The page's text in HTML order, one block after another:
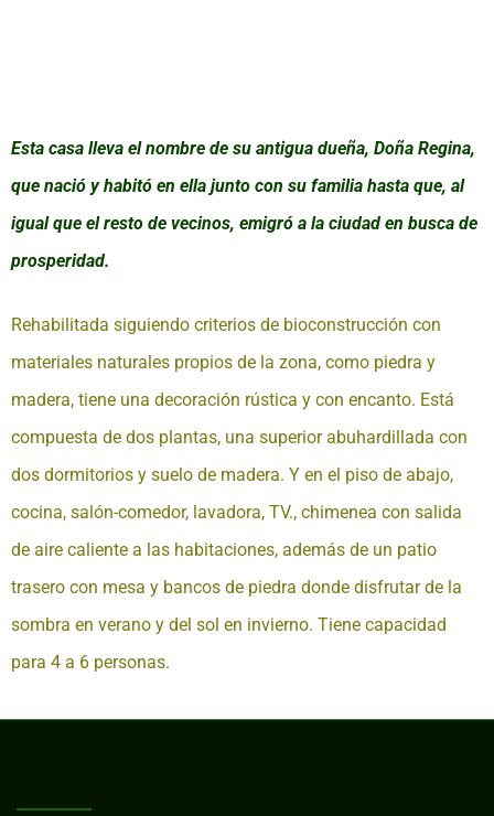
Reservar
Esta casa lleva el nombre de su antigua dueña, Doña Regina,
que nació y habitó en ella junto con su familia hasta que, al
igual que el resto de vecinos, emigró a la ciudad en busca de
prosperidad.
Rehabilitada siguiendo criterios de bioconstrucción con
materiales naturales propios de la zona, como piedra y
madera, tiene una decoración rústica y con encanto. Está
compuesta de dos plantas, una superior abuhardillada con
dos dormitorios y suelo de madera. Y en el piso de abajo,
cocina, salón-comedor, lavadora, TV., chimenea con salida
de aire caliente a las habitaciones, además de un patio
trasero con mesa y bancos de piedra donde disfrutar de la
sombra en verano y del sol en invierno. Tiene capacidad
para 4 a 6 personas.